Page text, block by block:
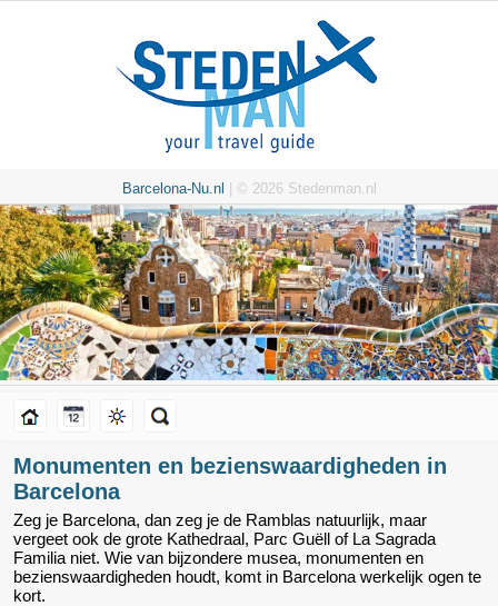
Barcelona-Nu.nl | © 2026 Stedenman.nl
Monumenten en bezienswaardigheden in
Barcelona
Zeg je Barcelona, dan zeg je de Ramblas natuurlijk, maar
vergeet ook de grote Kathedraal, Parc Guëll of La Sagrada
Familia niet. Wie van bijzondere musea, monumenten en
bezienswaardigheden houdt, komt in Barcelona werkelijk ogen te
kort.